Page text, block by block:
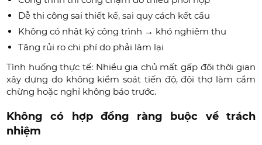
Dễ thi công sai thiết kế, sai quy cách kết cấu
Không có nhật ký công trình → khó nghiệm thu
Tăng rủi ro chi phí do phải làm lại
Tình huống thực tế: Nhiều gia chủ mất gấp đôi thời gian
xây dựng do không kiểm soát tiến độ, đội thợ làm cầm
chừng hoặc nghỉ không báo trước.
Không có hợp đồng ràng buộc về trách
nhiệm